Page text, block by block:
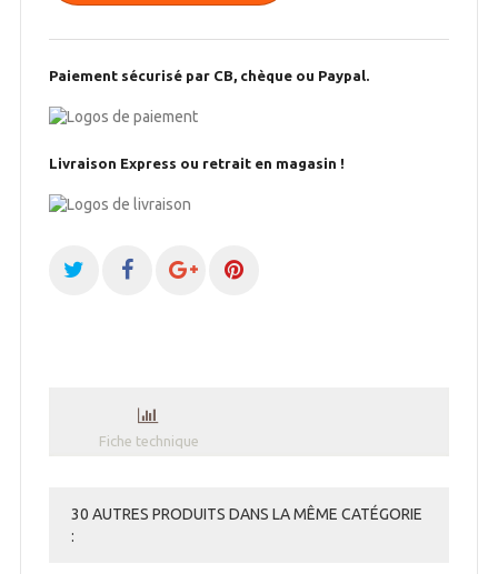
Paiement sécurisé par CB, chèque ou Paypal.
Livraison Express ou retrait en magasin !
Fiche technique
30 AUTRES PRODUITS DANS LA MÊME CATÉGORIE
: